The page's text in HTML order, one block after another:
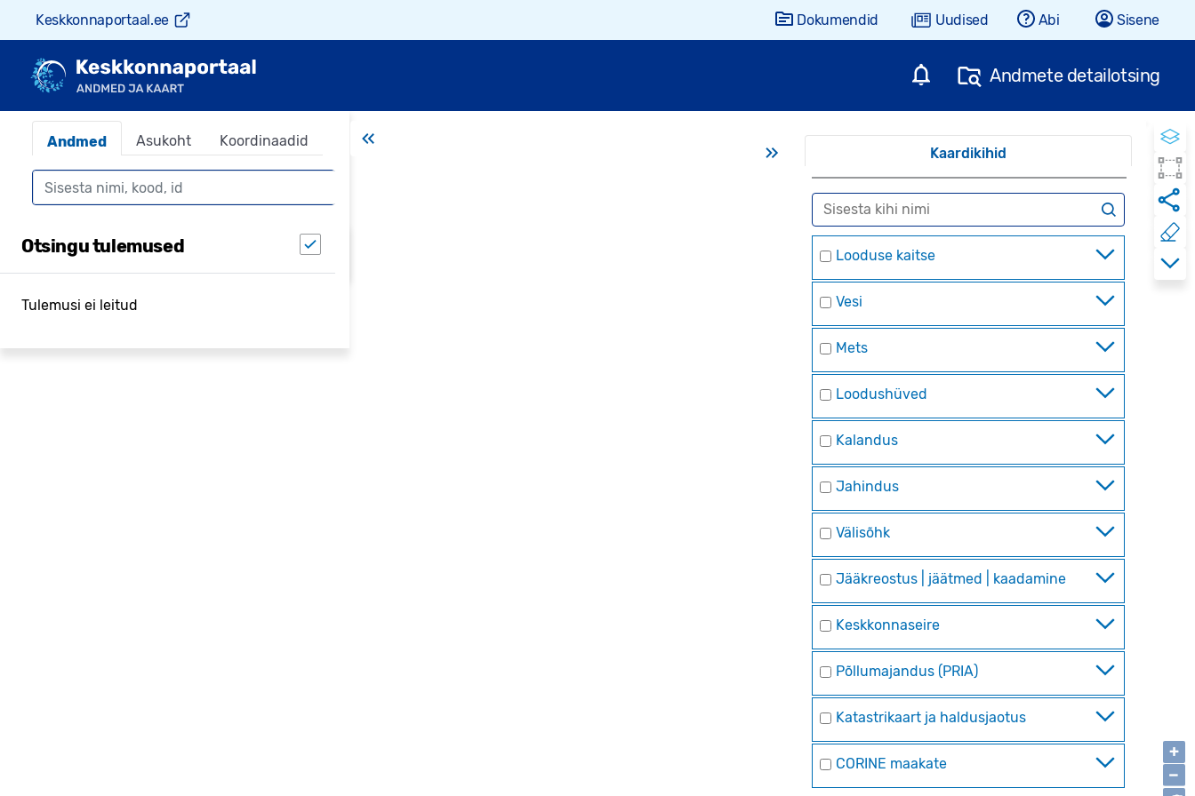
Keskkonnaportaal.ee Dokumendid Uudised Abi Sisene
Andmete detailotsing
Andmed Asukoht Koordinaadid
Otsing
Otsing leiab objektid keskkonnaandmestikest,
kuvatakse igast andmestikust 5 kirjet
Otsingu tulemused
Tulemusi ei leitud
Kaardikihid
Looduse kaitse
Vesi
Mets
Loodushüved
Kalandus
Jahindus
Välisõhk
Jääkreostus | jäätmed | kaadamine
Keskkonnaseire
Põllumajandus (PRIA)
Katastrikaart ja haldusjaotus
CORINE maakate
+
−